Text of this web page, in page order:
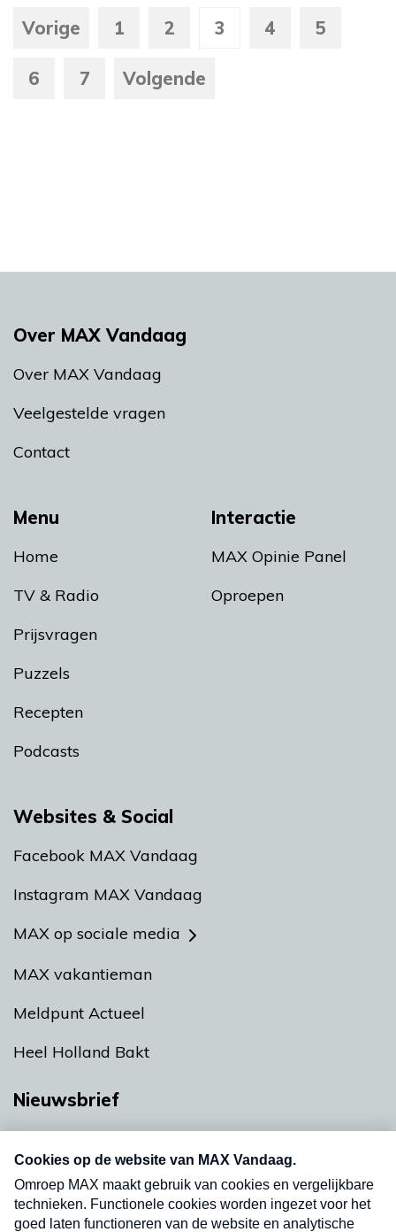
Vorige 1 2 3 4 5
6 7 Volgende
Menu
Home
TV & Radio
Prijsvragen
Puzzels
Recepten
Podcasts
Interactie
MAX Opinie Panel
Oproepen
Over MAX Vandaag
Over MAX Vandaag
Veelgestelde vragen
Contact
Websites & Social
Facebook MAX Vandaag
Instagram MAX Vandaag
MAX op sociale media
MAX vakantieman
Meldpunt Actueel
Heel Holland Bakt
Nieuwsbrief
nieuwsbrief. Elke vrijdag- en dinsdagochtend in
uw mailbox.
Verzend